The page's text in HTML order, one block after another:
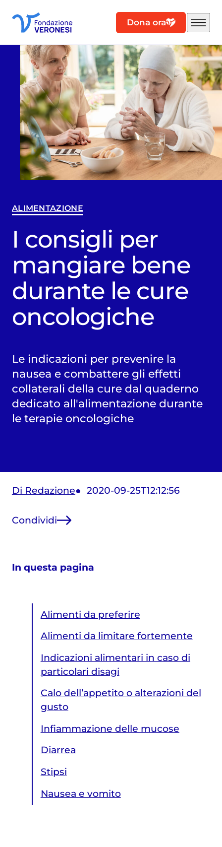
Dona ora
ALIMENTAZIONE
I consigli per
mangiare bene
durante le cure
oncologiche
Le indicazioni per prevenire la
nausea e combattere gli effetti
collaterali della cure dal quaderno
dedicato all'alimentazione durante
le terapie oncologiche
Di Redazione 2020-09-25T12:12:56
Condividi
In questa pagina
Alimenti da preferire
Alimenti da limitare fortemente
Indicazioni alimentari in caso di
particolari disagi
Calo dell’appetito o alterazioni del
gusto
Infiammazione delle mucose
Diarrea
Stipsi
Nausea e vomito